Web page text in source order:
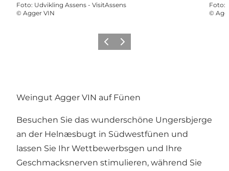
Foto: Udvikling Assens - VisitAssens
© Agger VIN
Foto:
©
ZurückWeiter
Weingut Agger VIN auf Fünen
Besuchen Sie das wunderschöne Ungersbjerge
an der Helnæsbugt in Südwestfünen und
lassen Sie Ihr Wettbewerbsgen und Ihre
Geschmacksnerven stimulieren, während Sie